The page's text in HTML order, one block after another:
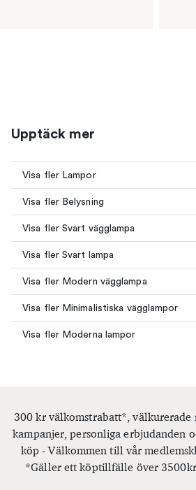
Upptäck mer
Visa fler Lampor
Visa fler Belysning
Visa fler Svart vägglampa
Visa fler Svart lampa
Visa fler Modern vägglampa
Visa fler Minimalistiska vägglampor
Visa fler Moderna lampor
300 kr välkomstrabatt*,
kampanjer, personliga erbjudanden
köp - Välkommen till vår
*Gäller ett köptillfälle över